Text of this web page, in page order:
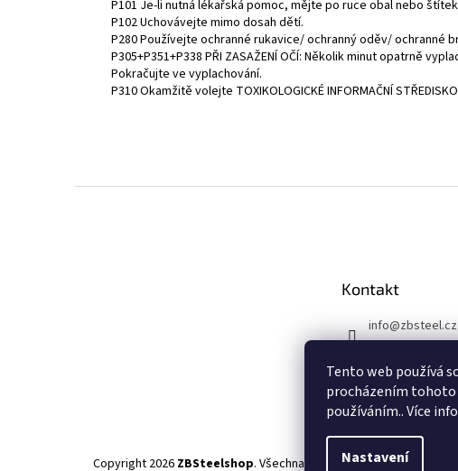
Tento web používá
procházením tohoto
používáním.. Více
Nastavení
P101 Je-li nutná lékařská pomoc, mějte po ruce obal nebo
P102 Uchovávejte mimo dosah dětí.
P280 Používejte ochranné rukavice/ ochranný oděv/ ochranné
P305+P351+P338 PŘI ZASAŽENÍ OČÍ: Několik minut opatrně
Pokračujte ve vyplachování.
P310 Okamžitě volejte TOXIKOLOGICKÉ INFORMAČNÍ
Kontakt
info@zbsteel.cz
Facebook
zbsteelpro
Copyright 2026 ZBSteelshop. Všechna práva vyhrazena.Upravit